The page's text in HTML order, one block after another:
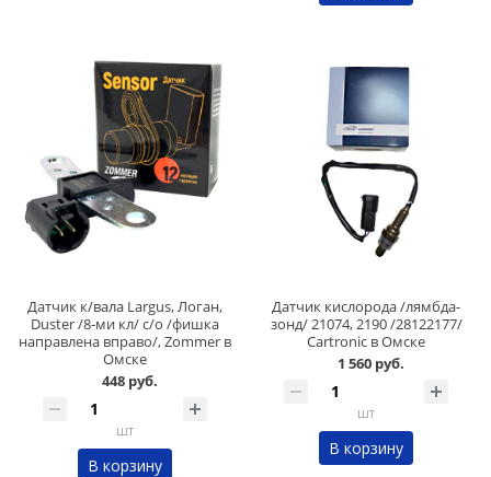
Датчик к/вала Largus, Логан,
Duster /8-ми кл/ с/о /фишка
направлена вправо/, Zommer в
Омске
448 руб.
шт
В корзину
Датчик кислорода /лямбда-
зонд/ 21074, 2190 /28122177/
Cartronic в Омске
1 560 руб.
шт
В корзину